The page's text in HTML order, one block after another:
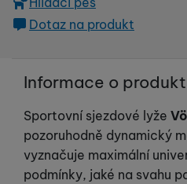
Dotaz na produkt
Informace o
Sportovní sjezdové lyže
pozoruhodně dynamický
vyznačuje maximální
podmínky, jaké na svahu